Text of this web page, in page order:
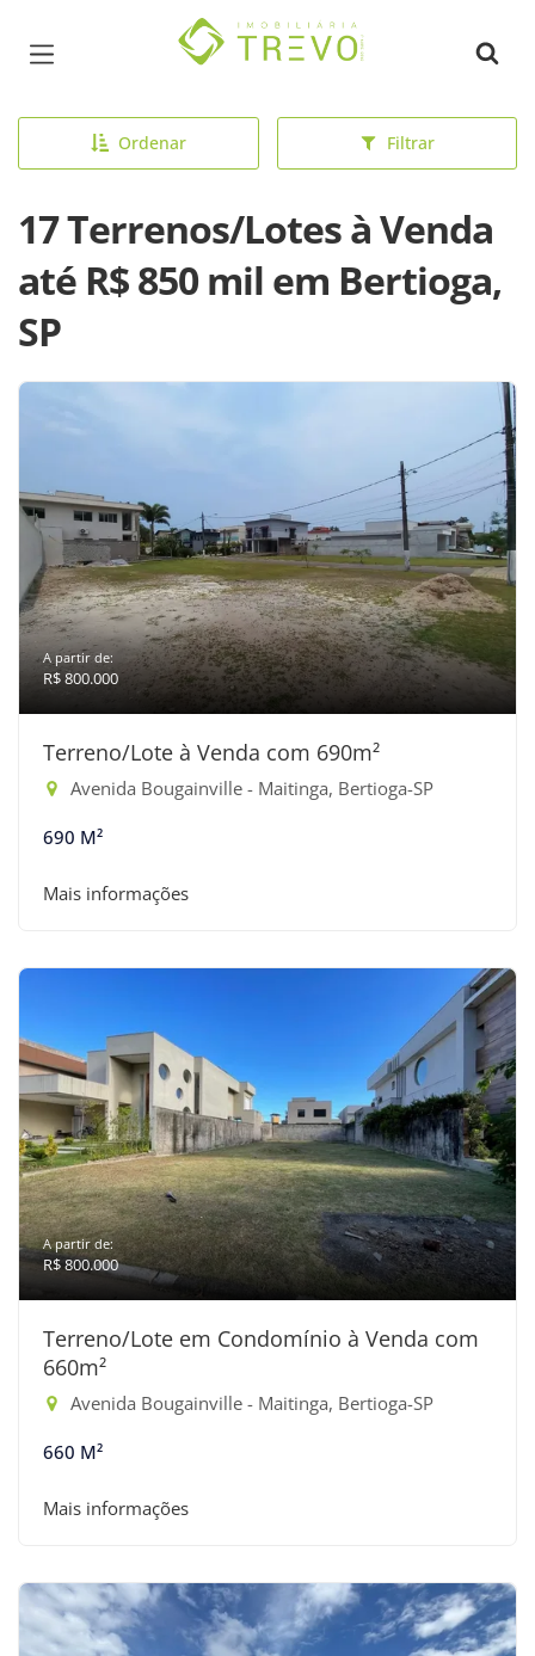
Página inicial
Ordenar Filtrar
17 Terrenos/Lotes à Venda
até R$ 850 mil em Bertioga,
SP
A partir de:
R$ 800.000
Terreno/Lote à Venda com 690m²
Avenida Bougainville - Maitinga, Bertioga-SP
690 M²
Mais informações
A partir de:
R$ 800.000
Terreno/Lote em Condomínio à Venda com
660m²
Avenida Bougainville - Maitinga, Bertioga-SP
660 M²
Mais informações